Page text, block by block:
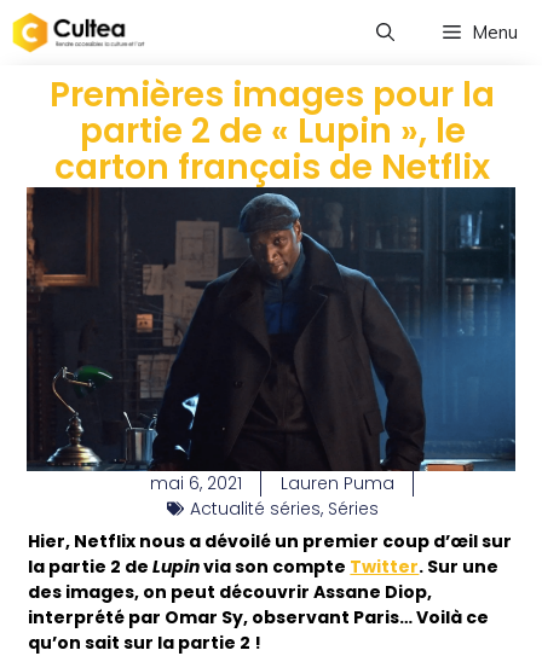
Menu
Premières images pour la
partie 2 de « Lupin », le
carton français de Netflix
mai 6, 2021
Lauren Puma
Actualité séries, Séries
Hier, Netflix nous a dévoilé un premier coup d’œil sur
la partie 2 deLupinvia son compte Twitter. Sur une
des images, on peut découvrir Assane Diop,
interprété par Omar Sy, observant Paris… Voilà ce
qu’on sait sur la partie 2 !